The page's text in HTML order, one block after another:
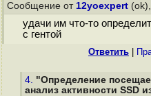
Сообщение от 12yoexpert
удачи им что-то
с гентой
Ответить
4. "Определение
анализ активности SSD